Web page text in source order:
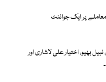
پر ایک جوائنٹ
بھیو، اختیار علی لاشاری اور